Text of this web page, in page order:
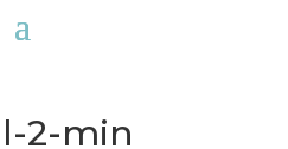
2-min